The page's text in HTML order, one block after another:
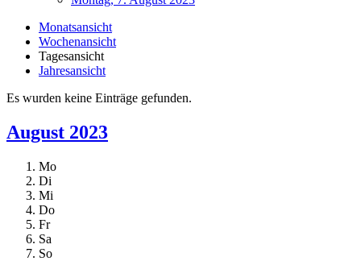
Monatsansicht
Wochenansicht
Tagesansicht
Jahresansicht
Es wurden keine Einträge gefunden.
August 2023
Mo
Di
Mi
Do
Fr
Sa
So